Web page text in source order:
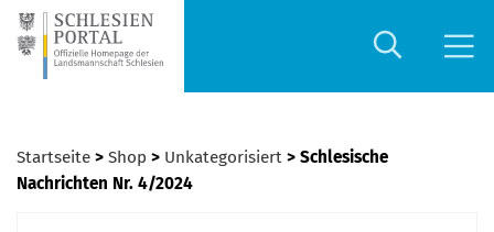
Startseite > Shop > Unkategorisiert > Schlesische
Nachrichten Nr. 4/2024